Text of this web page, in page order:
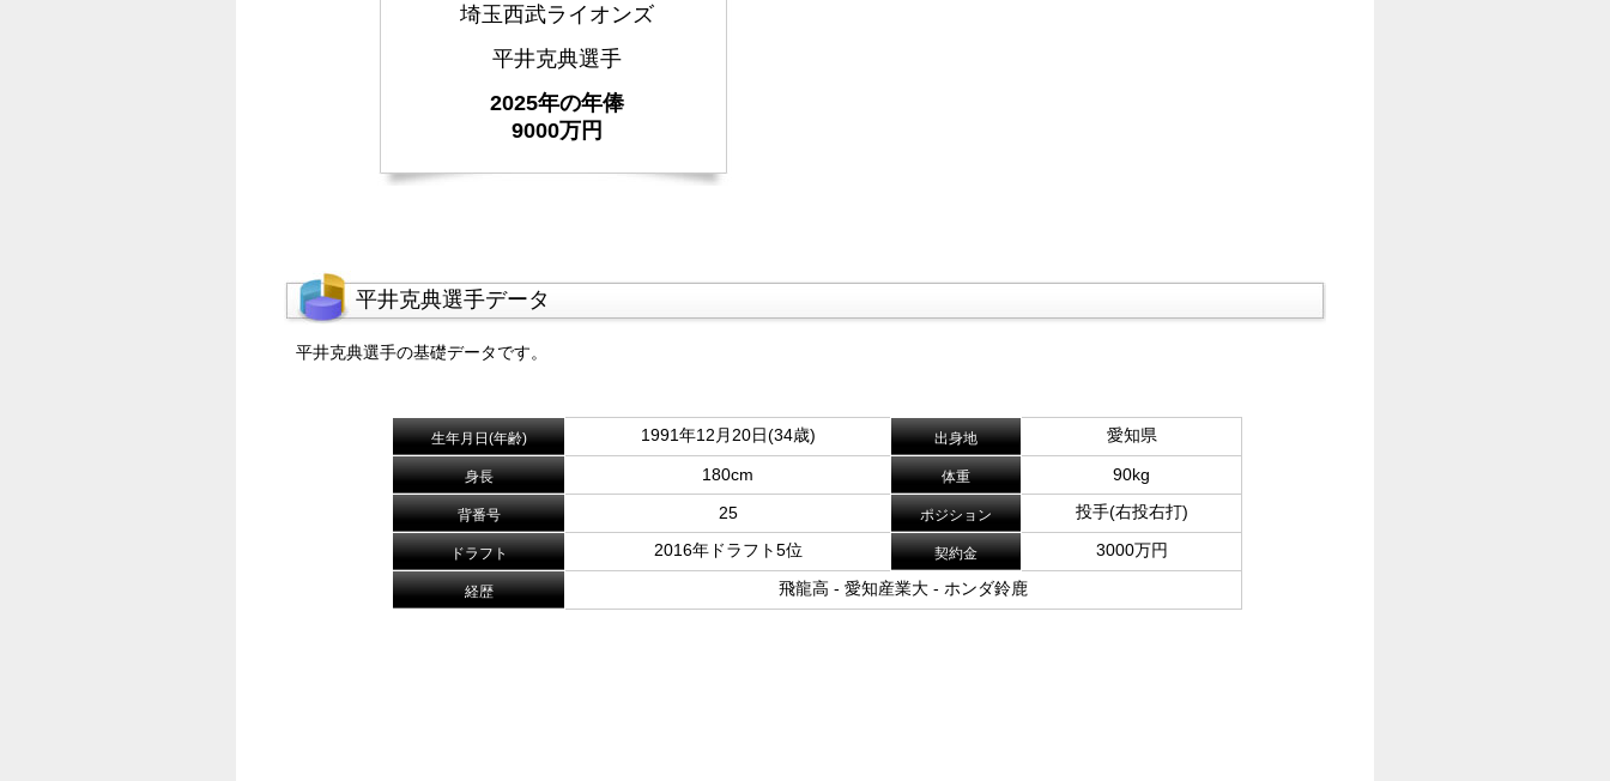
埼玉西武ライオンズ
平井克典選手
2025年の年俸
9000万円
平井克典選手データ
平井克典選手の基礎データです。
生年月日(年齢) 1991年12月20日(34歳) 出身地 愛知県
身長 180cm 体重 90kg
背番号 25 ポジション 投手(右投右打)
ドラフト 2016年ドラフト5位 契約金 3000万円
経歴 飛龍高 - 愛知産業大 - ホンダ鈴鹿